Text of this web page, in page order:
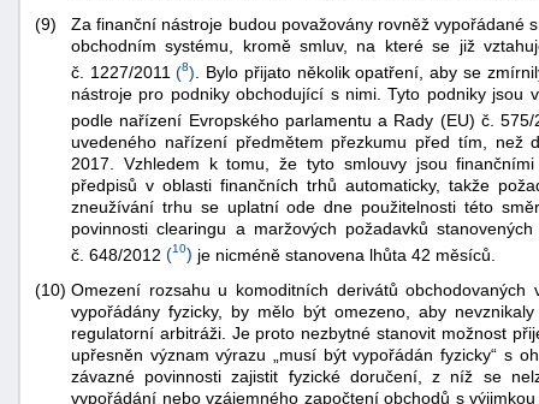
(9)
Za finanční nástroje budou považovány rovněž vypořádané
obchodním systému, kromě smluv, na které se již
č. 1227/2011 (8) . Bylo přijato několik opatření, aby se
nástroje pro podniky obchodující s nimi. Tyto podniky jsou
podle nařízení Evropského parlamentu a Rady (EU) č. 575/
uvedeného nařízení předmětem přezkumu před tím, než
2017. Vzhledem k tomu, že tyto smlouvy jsou
předpisů v oblasti finančních trhů automaticky, takže
zneužívání trhu se uplatní ode dne použitelnosti této
povinnosti clearingu a maržových požadavků
č. 648/2012 (10) je nicméně stanovena lhůta 42 měsíců.
(10) Omezení rozsahu u komoditních derivátů
vypořádány fyzicky, by mělo být omezeno, aby
regulatorní arbitráži. Je proto nezbytné stanovit možnost
upřesněn význam výrazu „musí být vypořádán fyzicky“ s
závazné povinnosti zajistit fyzické doručení, z níž se
vypořádání nebo vzájemného započtení obchodů s
"náhradě
škod"